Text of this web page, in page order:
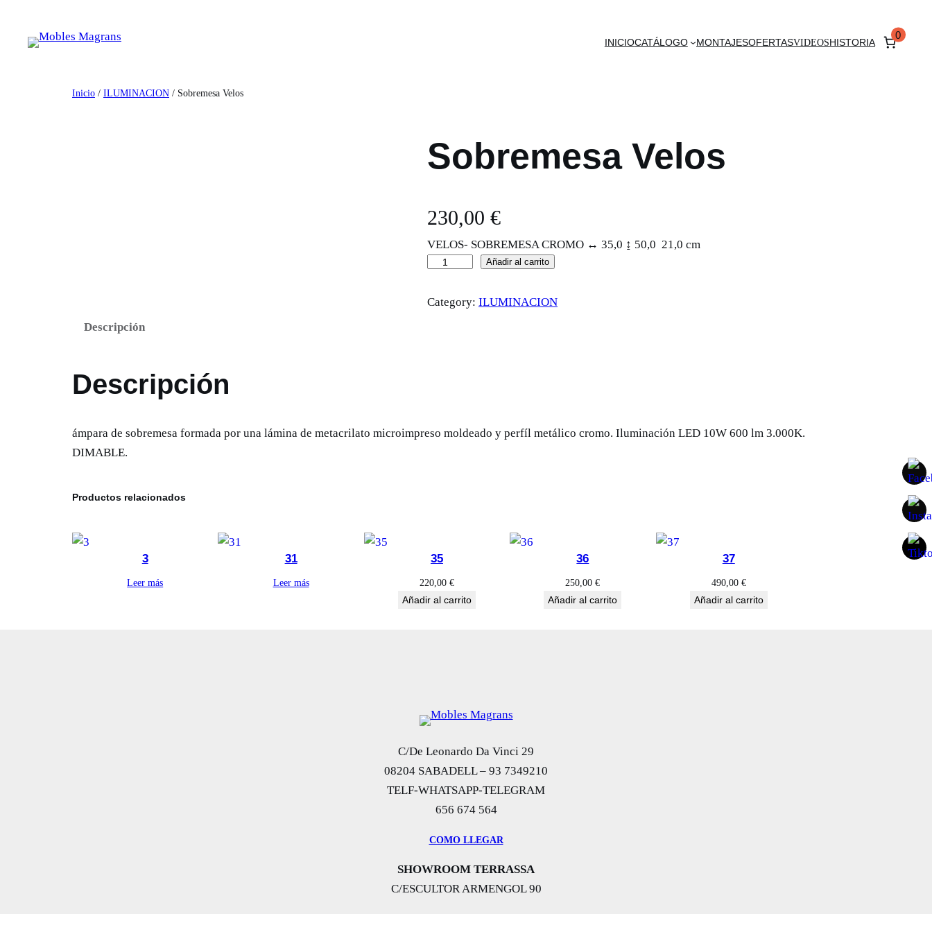
contenido
INICIOCATÁLOGO MONTAJESOFERTASVIDEOSHISTORIA
0
Inicio / ILUMINACION / Sobremesa Velos
Sobremesa Velos
230,00 €
VELOS- SOBREMESA CROMO ↔ 35,0 ↨ 50,0 21,0 cm
b
V
a
t
Añadir al carrito
Category: ILUMINACION
Descripción
Descripción
ámpara de sobremesa formada por una lámina de metacrilato microimpreso moldeado y perfíl metálico cromo. Iluminación LED 10W 600 lm 3.000K.
DIMABLE.
Productos relacionados
3
Leer más
31
Leer más
35
220,00 €
Añadir al carrito
36
250,00€
Añadir al carrito
37
490,00 €
Añadir al carrito
C/De Leonardo Da Vinci 29
08204 SABADELL – 93 7349210
TELF-WHATSAPP-TELEGRAM
656 674 564
COMO LLEGAR
SHOWROOM TERRASSA
C/ESCULTOR ARMENGOL 90